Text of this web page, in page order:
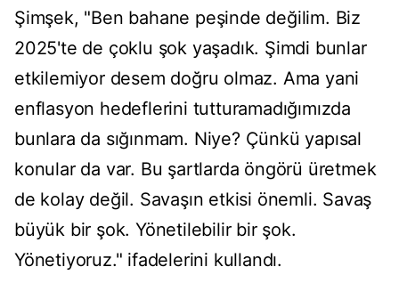
Şimşek, "Ben bahane peşinde değilim. Biz
2025'te de çoklu şok yaşadık. Şimdi bunlar
etkilemiyor desem doğru olmaz. Ama yani
enflasyon hedeflerini tutturamadığımızda
bunlara da sığınmam. Niye? Çünkü yapısal
konular da var. Bu şartlarda öngörü üretmek
de kolay değil. Savaşın etkisi önemli. Savaş
büyük bir şok. Yönetilebilir bir şok.
Yönetiyoruz." ifadelerini kullandı.